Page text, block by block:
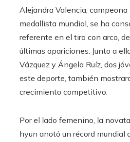
Alejandra Valencia,
medallista mundial, se ha
referente en el tiro con arco,
últimas apariciones. Junto a
Vázquez y Ángela Ruíz, dos
este deporte, también
crecimiento competitivo.
Por el lado femenino, la
hyun anotó un récord mundial